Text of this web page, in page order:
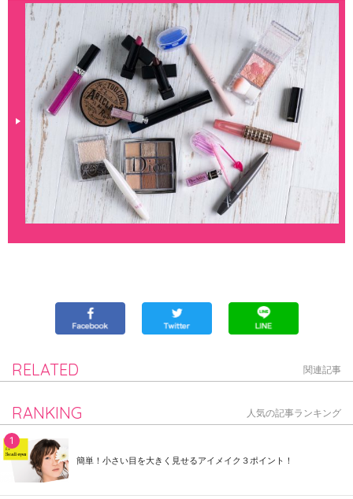
RELATED 関連記事
RANKING 人気の記事ランキング
簡単！小さい目を大きく見せるアイメイク３ポイント！